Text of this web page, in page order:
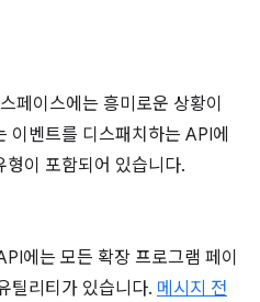
페이스에는 흥미로운 상황이
이벤트를 디스패치하는 API에
이 포함되어 있습니다.
에는 모든 확장 프로그램 페이
틸리티가 있습니다. 메시지 전